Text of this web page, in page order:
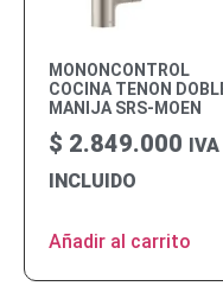
MONONCONTROL
COCINA TENON
MANIJA SRS-MOEN
$ 2.849.000 IVA
INCLUIDO
Añadir al carrito